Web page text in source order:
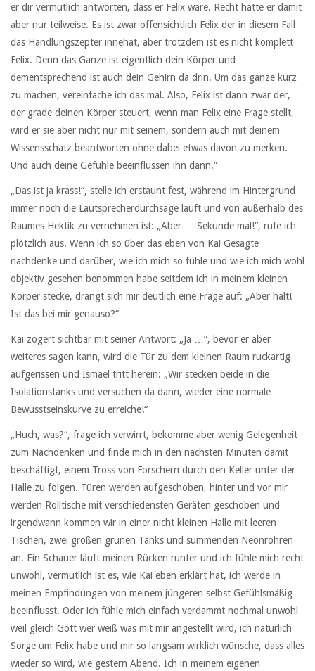
er dir vermutlich antworten, dass er Felix wäre. Recht hätte er damit
aber nur teilweise. Es ist zwar offensichtlich Felix der in diesem Fall
das Handlungszepter innehat, aber trotzdem ist es nicht komplett
Felix. Denn das Ganze ist eigentlich dein Körper und
dementsprechend ist auch dein Gehirn da drin. Um das ganze kurz
zu machen, vereinfache ich das mal. Also, Felix ist dann zwar der,
der grade deinen Körper steuert, wenn man Felix eine Frage stellt,
wird er sie aber nicht nur mit seinem, sondern auch mit deinem
Wissensschatz beantworten ohne dabei etwas davon zu merken.
Und auch deine Gefühle beeinflussen ihn dann.“
„Das ist ja krass!“, stelle ich erstaunt fest, während im Hintergrund
immer noch die Lautsprecherdurchsage läuft und von außerhalb des
Raumes Hektik zu vernehmen ist: „Aber … Sekunde mal!“, rufe ich
plötzlich aus. Wenn ich so über das eben von Kai Gesagte
nachdenke und darüber, wie ich mich so fühle und wie ich mich wohl
objektiv gesehen benommen habe seitdem ich in meinem kleinen
Körper stecke, drängt sich mir deutlich eine Frage auf: „Aber halt!
Ist das bei mir genauso?“
Kai zögert sichtbar mit seiner Antwort: „Ja …“, bevor er aber
weiteres sagen kann, wird die Tür zu dem kleinen Raum ruckartig
aufgerissen und Ismael tritt herein: „Wir stecken beide in die
Isolationstanks und versuchen da dann, wieder eine normale
Bewusstseinskurve zu erreiche!“
„Huch, was?“, frage ich verwirrt, bekomme aber wenig Gelegenheit
zum Nachdenken und finde mich in den nächsten Minuten damit
beschäftigt, einem Tross von Forschern durch den Keller unter der
Halle zu folgen. Türen werden aufgeschoben, hinter und vor mir
werden Rolltische mit verschiedensten Geräten geschoben und
irgendwann kommen wir in einer nicht kleinen Halle mit leeren
Tischen, zwei großen grünen Tanks und summenden Neonröhren
an. Ein Schauer läuft meinen Rücken runter und ich fühle mich recht
unwohl, vermutlich ist es, wie Kai eben erklärt hat, ich werde in
meinen Empfindungen von meinem jüngeren selbst Gefühlsmäßig
beeinflusst. Oder ich fühle mich einfach verdammt nochmal unwohl
weil gleich Gott wer weiß was mit mir angestellt wird, ich natürlich
Sorge um Felix habe und mir so langsam wirklich wünsche, dass alles
wieder so wird, wie gestern Abend. Ich in meinem eigenen